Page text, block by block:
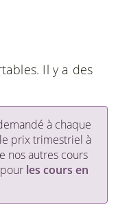
Il y a des
à chaque
prix trimestriel à
nos autres cours
les cours en